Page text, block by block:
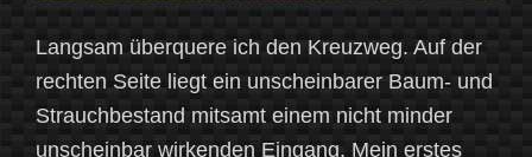
Langsam überquere ich den Kreuzweg. Auf der
rechten Seite liegt ein unscheinbarer Baum- und
Strauchbestand mitsamt einem nicht minder
unscheinbar wirkenden Eingang. Mein erstes